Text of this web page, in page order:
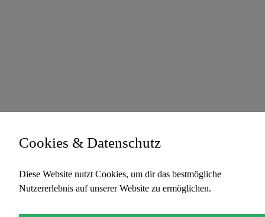
Cookies & Datenschutz
Diese Website nutzt Cookies, um dir das bestmögliche
Nutzererlebnis auf unserer Website zu ermöglichen.